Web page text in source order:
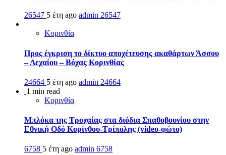
26547 5 έτη ago admin 26547
Κορινθία
Προς έγκριση το δίκτυο αποχέτευσης ακαθάρτων Άσσου
– Λεχαίου – Βόχας Κορινθίας
24664 5 έτη ago admin 24664
1 min read
Κορινθία
Μπλόκα της Τροχαίας στα διόδια Σπαθοβουνίου στην
Εθνική Οδό Κορίνθου-Τρίπολης (video-φώτο)
6758 5 έτη ago admin 6758